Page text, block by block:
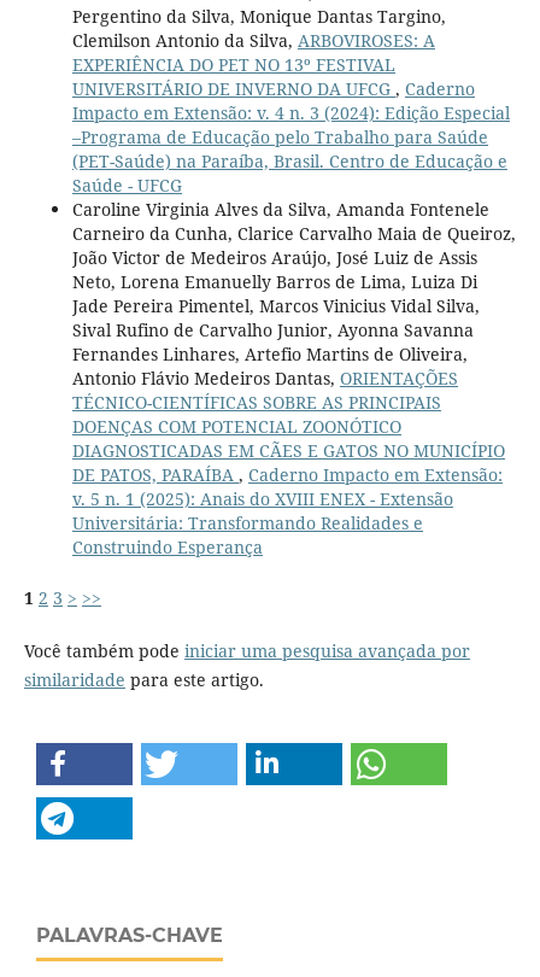
Pergentino da Silva, Monique Dantas Targino,
Clemilson Antonio da Silva, ARBOVIROSES: A
EXPERIÊNCIA DO PET NO 13º FESTIVAL
UNIVERSITÁRIO DE INVERNO DA UFCG , Caderno
Impacto em Extensão: v. 4 n. 3 (2024): Edição Especial
–Programa de Educação pelo Trabalho para Saúde
(PET-Saúde) na Paraíba, Brasil. Centro de Educação e
Saúde - UFCG
Caroline Virginia Alves da Silva, Amanda Fontenele
Carneiro da Cunha, Clarice Carvalho Maia de Queiroz,
João Victor de Medeiros Araújo, José Luiz de Assis
Neto, Lorena Emanuelly Barros de Lima, Luiza Di
Jade Pereira Pimentel, Marcos Vinicius Vidal Silva,
Sival Rufino de Carvalho Junior, Ayonna Savanna
Fernandes Linhares, Artefio Martins de Oliveira,
Antonio Flávio Medeiros Dantas, ORIENTAÇÕES
TÉCNICO-CIENTÍFICAS SOBRE AS PRINCIPAIS
DOENÇAS COM POTENCIAL ZOONÓTICO
DIAGNOSTICADAS EM CÃES E GATOS NO MUNICÍPIO
DE PATOS, PARAÍBA , Caderno Impacto em Extensão:
v. 5 n. 1 (2025): Anais do XVIII ENEX - Extensão
Universitária: Transformando Realidades e
Construindo Esperança
1 2 3 > >>
Você também pode iniciar uma pesquisa avançada por
similaridade para este artigo.
PALAVRAS-CHAVE